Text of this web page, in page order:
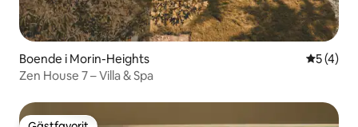
Boende i Morin-Heights 5 av 5 i
5 (4)
Zen House 7 – Villa & Spa